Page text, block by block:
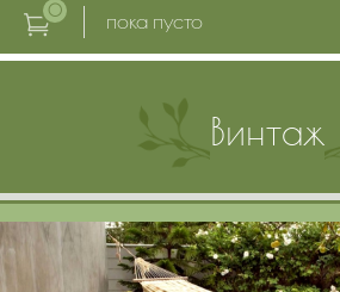
Винтаж
0 пока пусто
Главная
Услуги